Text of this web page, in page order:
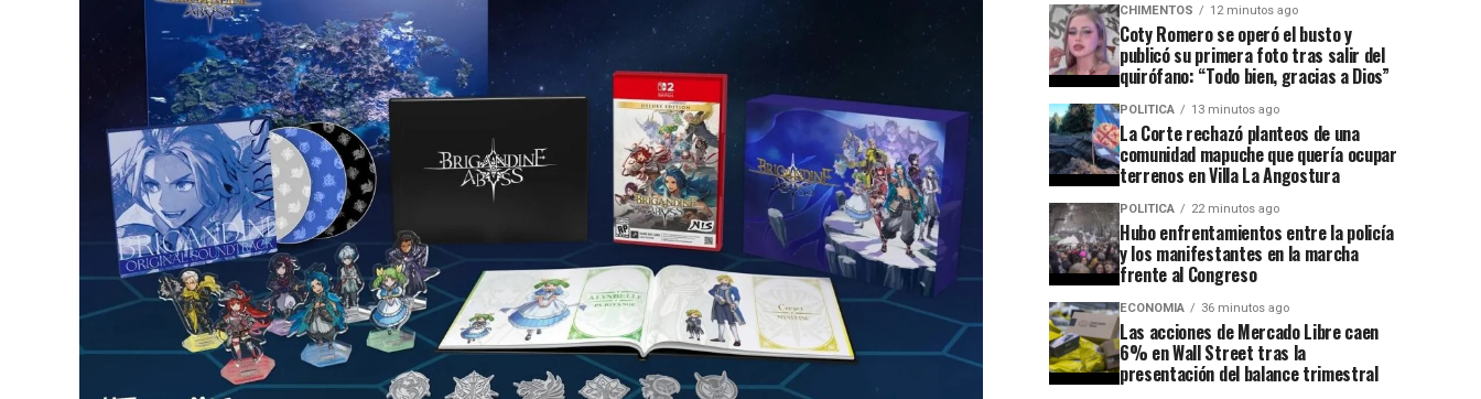
CHIMENTOS 12 minutos ago
Coty Romero se operó el busto y
publicó su primera foto tras salir del
quirófano: “Todo bien, gracias a Dios”
POLITICA 13 minutos ago
La Corte rechazó planteos de una
comunidad mapuche que quería ocupar
terrenos en Villa La Angostura
POLITICA 22 minutos ago
Hubo enfrentamientos entre la policía
y los manifestantes en la marcha
frente al Congreso
ECONOMIA 36 minutos ago
Las acciones de Mercado Libre caen
6% en Wall Street tras la
presentación del balance trimestral